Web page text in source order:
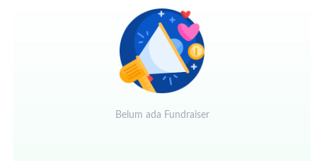
Belum ada Fundraiser